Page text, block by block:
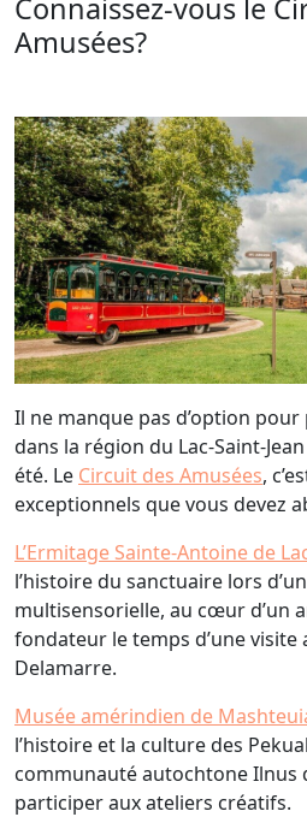
Connaissez-vous le
Amusées?
Il ne manque pas d’option
dans la région du Lac-Saint-
été. Le Circuit des Amusées,
exceptionnels que vous devez
L’Ermitage Sainte-Antoine de
l’histoire du sanctuaire lors
multisensorielle, au cœur d’un
fondateur le temps d’une visite
Delamarre.
Musée amérindien de
l’histoire et la culture des
communauté autochtone Ilnus
participer aux ateliers créatifs.